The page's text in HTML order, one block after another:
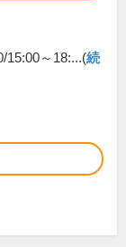
15:00～18:...(続